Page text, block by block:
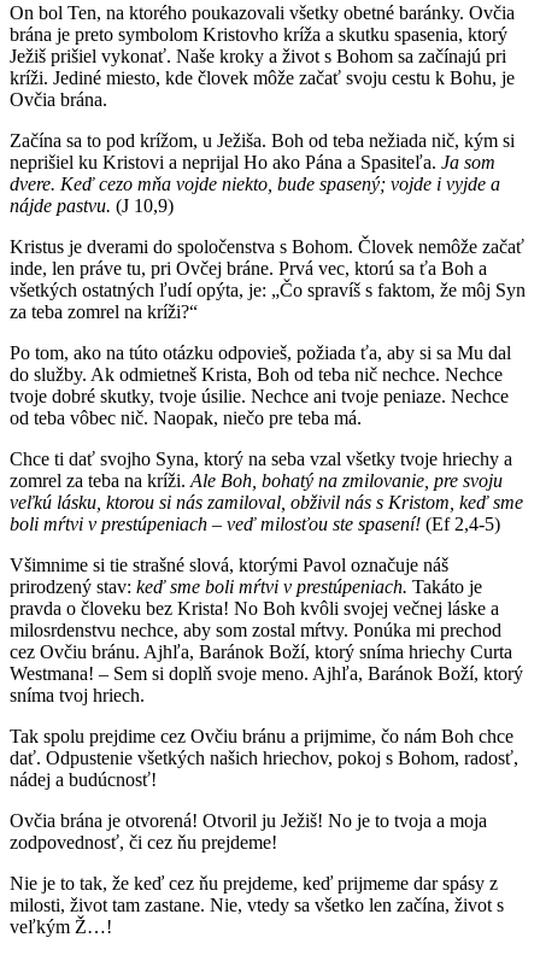
On bol Ten, na ktorého poukazovali všetky obetné baránky. Ovčia
brána je preto symbolom Kristovho kríža a skutku spasenia, ktorý
Ježiš prišiel vykonať. Naše kroky a život s Bohom sa začínajú pri
kríži. Jediné miesto, kde človek môže začať svoju cestu k Bohu, je
Ovčia brána.
Začína sa to pod krížom, u Ježiša. Boh od teba nežiada nič, kým si
neprišiel ku Kristovi a neprijal Ho ako Pána a Spasiteľa. Ja som
dvere. Keď cezo mňa vojde niekto, bude spasený; vojde i vyjde a
nájde pastvu. (J 10,9)
Kristus je dverami do spoločenstva s Bohom. Človek nemôže začať
inde, len práve tu, pri Ovčej bráne. Prvá vec, ktorú sa ťa Boh a
všetkých ostatných ľudí opýta, je: „Čo spravíš s faktom, že môj Syn
za teba zomrel na kríži?“
Po tom, ako na túto otázku odpovieš, požiada ťa, aby si sa Mu dal
do služby. Ak odmietneš Krista, Boh od teba nič nechce. Nechce
tvoje dobré skutky, tvoje úsilie. Nechce ani tvoje peniaze. Nechce
od teba vôbec nič. Naopak, niečo pre teba má.
Chce ti dať svojho Syna, ktorý na seba vzal všetky tvoje hriechy a
zomrel za teba na kríži. Ale Boh, bohatý na zmilovanie, pre svoju
veľkú lásku, ktorou si nás zamiloval, obživil nás s Kristom, keď sme
boli mŕtvi v prestúpeniach – veď milosťou ste spasení! (Ef 2,4-5)
Všimnime si tie strašné slová, ktorými Pavol označuje náš
prirodzený stav: keď sme boli mŕtvi v prestúpeniach. Takáto je
pravda o človeku bez Krista! No Boh kvôli svojej večnej láske a
milosrdenstvu nechce, aby som zostal mŕtvy. Ponúka mi prechod
cez Ovčiu bránu. Ajhľa, Baránok Boží, ktorý sníma hriechy Curta
Westmana! – Sem si doplň svoje meno. Ajhľa, Baránok Boží, ktorý
sníma tvoj hriech.
Tak spolu prejdime cez Ovčiu bránu a prijmime, čo nám Boh chce
dať. Odpustenie všetkých našich hriechov, pokoj s Bohom, radosť,
nádej a budúcnosť!
Ovčia brána je otvorená! Otvoril ju Ježiš! No je to tvoja a moja
zodpovednosť, či cez ňu prejdeme!
Nie je to tak, že keď cez ňu prejdeme, keď prijmeme dar spásy z
milosti, život tam zastane. Nie, vtedy sa všetko len začína, život s
veľkým Ž…!